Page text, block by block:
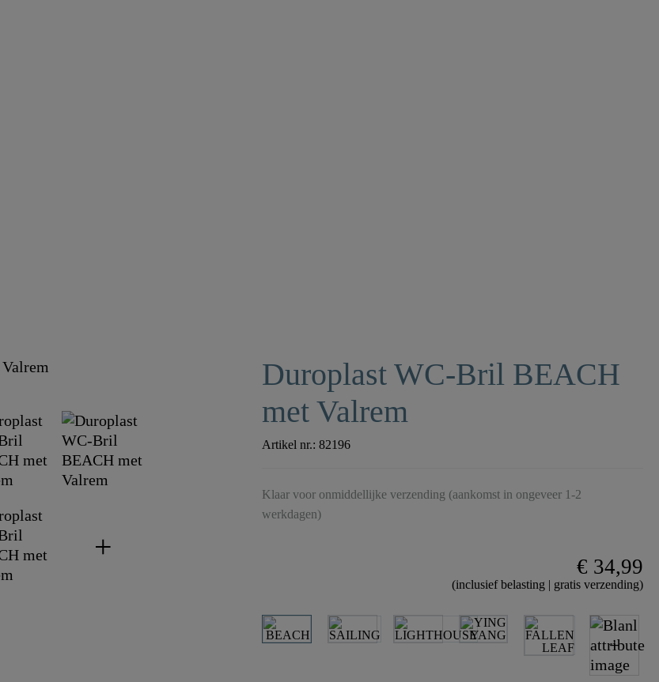
Duroplast WC-Bril BEACH
met Valrem
Artikel nr.:82196
Klaar voor onmiddellijke verzending (aankomst in ongeveer 1-2
werkdagen)
€ 34,99
(inclusief belasting | gratis verzending)